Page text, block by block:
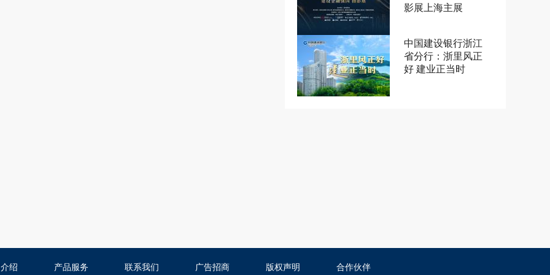
影展上海主展
中国建设银行浙江
省分行：浙里风正
好 建业正当时
绍 产品服务 联系我们 广告招商 版权声明 合作伙伴